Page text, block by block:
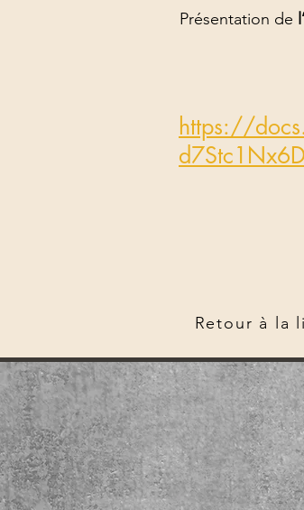
Présentation de
https://
Retour à la